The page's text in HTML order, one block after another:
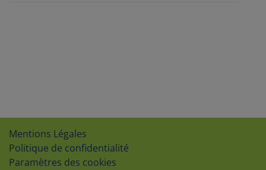
Mentions Légales
Politique de confidentialité
Paramètres des cookies